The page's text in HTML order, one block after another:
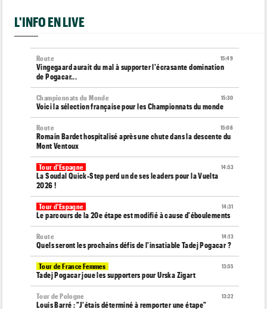
L'INFO EN LIVE
15:49
Route
Vingegaard aurait du mal à supporter l'écrasante domination
de Pogacar...
15:30
Championnats du Monde
Voici la sélection française pour les Championnats du monde
15:08
Route
Romain Bardet hospitalisé après une chute dans la descente du
Mont Ventoux
14:53
Tour d'Espagne
La Soudal Quick-Step perd un de ses leaders pour la Vuelta
2026 !
14:31
Tour d'Espagne
Le parcours de la 20e étape est modifié à cause d'éboulements
14:13
Route
Quels seront les prochains défis de l'insatiable Tadej Pogacar ?
13:55
Tour de France Femmes
Tadej Pogacar joue les supporters pour Urska Zigart
13:22
Tour de Pologne
Louis Barré : "J'étais déterminé à remporter une étape"